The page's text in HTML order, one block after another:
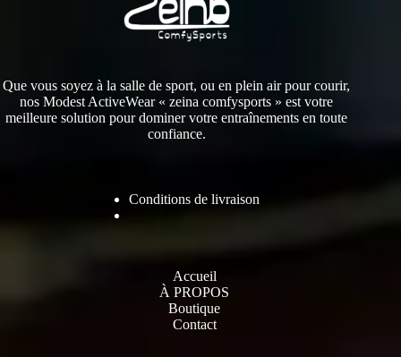
Que vous soyez à la salle de sport, ou en plein air pour courir,
nos Modest ActiveWear « zeina comfysports » est votre
meilleure solution pour dominer votre entraînements en toute
confiance.
Conditions de livraison
Accueil
À PROPOS
Boutique
Contact